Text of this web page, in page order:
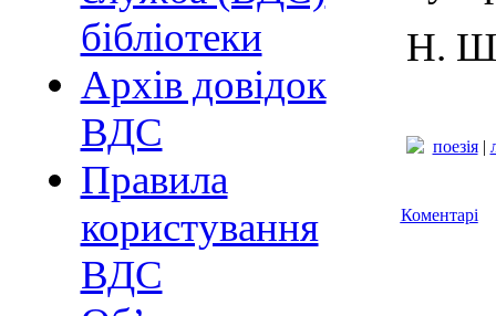
бібліотеки
Архів довідок
ВДС
Правила
користування
ВДС
Н.
поезія|
Коментарі